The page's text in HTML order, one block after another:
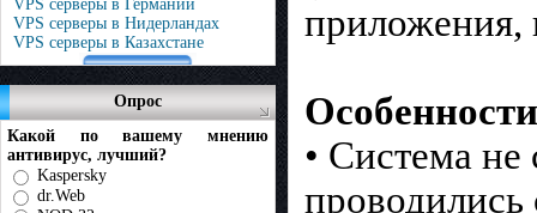
VPS серверы в Германии
VPS серверы в Нидерландах
VPS серверы в Казахстане
Опрос
Какой по вашему мнению
антивирус, лучший?
Kaspersky
dr.Web
приложения,
• Система не